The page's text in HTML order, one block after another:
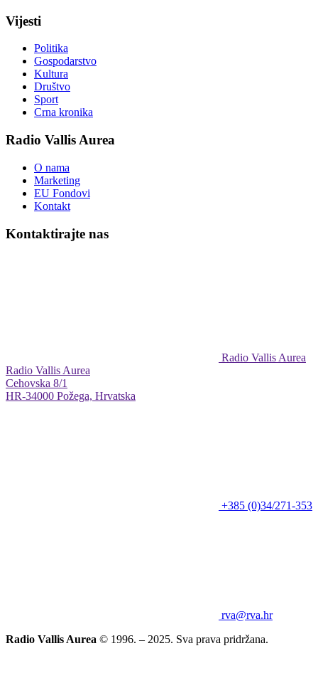
Vijesti
Politika
Gospodarstvo
Kultura
Društvo
Sport
Crna kronika
Radio Vallis Aurea
O nama
Marketing
EU Fondovi
Kontakt
Kontaktirajte nas
Radio Vallis Aurea
Radio Vallis Aurea
Cehovska 8/1
HR-34000 Požega, Hrvatska
+385 (0)34/271-353
rva@rva.hr
Radio Vallis Aurea © 1996. – 2025. Sva prava pridržana.